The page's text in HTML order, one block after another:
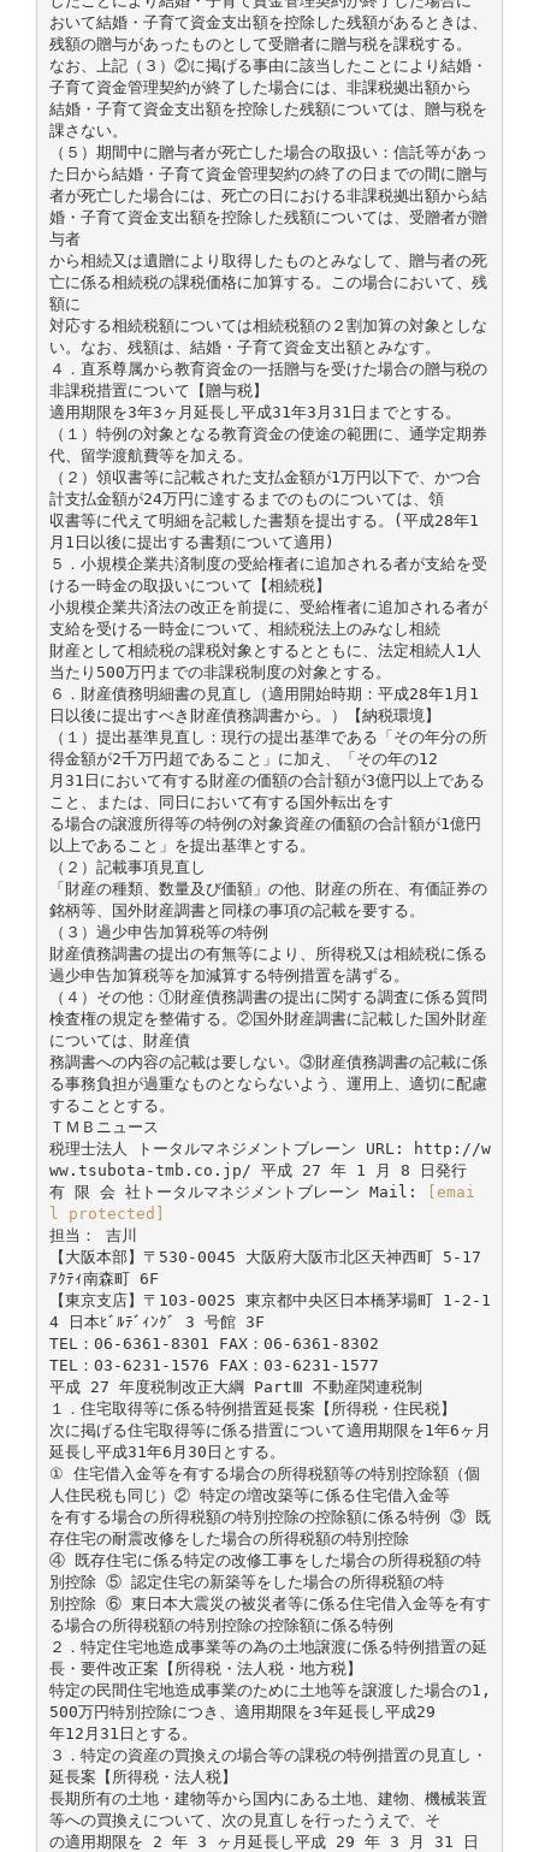
おいて結婚・子育て資金支出額を控除した残額があるときは、
残額の贈与があったものとして受贈者に贈与税を課税する。
なお、上記（３）②に掲げる事由に該当したことにより結婚・
子育て資金管理契約が終了した場合には、非課税拠出額から
結婚・子育て資金支出額を控除した残額については、贈与税を
課さない。
（５）期間中に贈与者が死亡した場合の取扱い：信託等があっ
た日から結婚・子育て資金管理契約の終了の日までの間に贈与
者が死亡した場合には、死亡の日における非課税拠出額から結
婚・子育て資金支出額を控除した残額については、受贈者が贈
与者
から相続又は遺贈により取得したものとみなして、贈与者の死
亡に係る相続税の課税価格に加算する。この場合において、残
額に
対応する相続税額については相続税額の２割加算の対象としな
い。なお、残額は、結婚・子育て資金支出額とみなす。
４．直系尊属から教育資金の一括贈与を受けた場合の贈与税の
非課税措置について【贈与税】
適用期限を3年3ヶ月延長し平成31年3月31日までとする。
（１）特例の対象となる教育資金の使途の範囲に、通学定期券
代、留学渡航費等を加える。
（２）領収書等に記載された支払金額が1万円以下で、かつ合
計支払金額が24万円に達するまでのものについては、領
収書等に代えて明細を記載した書類を提出する。(平成28年1
月1日以後に提出する書類について適用)
５．小規模企業共済制度の受給権者に追加される者が支給を受
ける一時金の取扱いについて【相続税】
小規模企業共済法の改正を前提に、受給権者に追加される者が
支給を受ける一時金について、相続税法上のみなし相続
財産として相続税の課税対象とするとともに、法定相続人1人
当たり500万円までの非課税制度の対象とする。
６．財産債務明細書の見直し（適用開始時期：平成28年1月1
日以後に提出すべき財産債務調書から。）【納税環境】
（１）提出基準見直し：現行の提出基準である「その年分の所
得金額が2千万円超であること」に加え、「その年の12
月31日において有する財産の価額の合計額が3億円以上である
こと、または、同日において有する国外転出をす
る場合の譲渡所得等の特例の対象資産の価額の合計額が1億円
以上であること」を提出基準とする。
（２）記載事項見直し
「財産の種類、数量及び価額」の他、財産の所在、有価証券の
銘柄等、国外財産調書と同様の事項の記載を要する。
（３）過少申告加算税等の特例
財産債務調書の提出の有無等により、所得税又は相続税に係る
過少申告加算税等を加減算する特例措置を講ずる。
（４）その他：①財産債務調書の提出に関する調査に係る質問
検査権の規定を整備する。②国外財産調書に記載した国外財産
については、財産債
務調書への内容の記載は要しない。③財産債務調書の記載に係
る事務負担が過重なものとならないよう、運用上、適切に配慮
することとする。
ＴＭＢニュース
税理士法人 トータルマネジメントブレーン URL: http://w
ww.tsubota-tmb.co.jp/ 平成 27 年 1 月 8 日発行
有 限 会 社トータルマネジメントブレーン Mail:
[emai
l protected]
担当： 吉川
【大阪本部】〒530-0045 大阪府大阪市北区天神西町 5-17
ｱｸﾃｨ南森町 6F
【東京支店】〒103-0025 東京都中央区日本橋茅場町 1-2-1
4 日本ﾋﾞﾙﾃﾞｨﾝｸﾞ 3 号館 3F
TEL：06-6361-8301 FAX：06-6361-8302
TEL：03-6231-1576 FAX：03-6231-1577
平成 27 年度税制改正大綱 PartⅢ 不動産関連税制
１．住宅取得等に係る特例措置延長案【所得税・住民税】
次に掲げる住宅取得等に係る措置について適用期限を1年6ヶ月
延長し平成31年6月30日とする。
① 住宅借入金等を有する場合の所得税額等の特別控除額（個
人住民税も同じ）② 特定の増改築等に係る住宅借入金等
を有する場合の所得税額の特別控除の控除額に係る特例 ③ 既
存住宅の耐震改修をした場合の所得税額の特別控除
④ 既存住宅に係る特定の改修工事をした場合の所得税額の特
別控除 ⑤ 認定住宅の新築等をした場合の所得税額の特
別控除 ⑥ 東日本大震災の被災者等に係る住宅借入金等を有す
る場合の所得税額の特別控除の控除額に係る特例
２．特定住宅地造成事業等の為の土地譲渡に係る特例措置の延
長・要件改正案【所得税・法人税・地方税】
特定の民間住宅地造成事業のために土地等を譲渡した場合の1,
500万円特別控除につき、適用期限を3年延長し平成29
年12月31日とする。
３．特定の資産の買換えの場合等の課税の特例措置の見直し・
延長案【所得税・法人税】
長期所有の土地・建物等から国内にある土地、建物、機械装置
等への買換えについて、次の見直しを行ったうえで、そ
の適用期限を 2 年 3 ヶ月延長し平成 29 年 3 月 31 日